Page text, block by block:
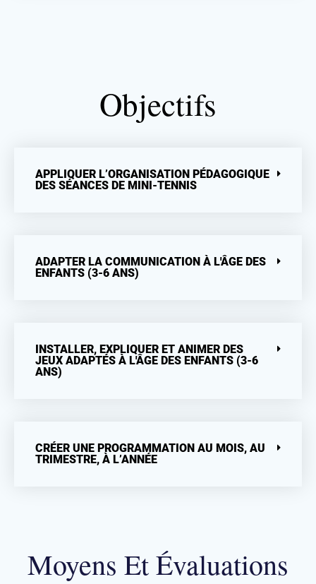
Objectifs
APPLIQUER L’ORGANISATION PÉDAGOGIQUE
DES SÉANCES DE MINI-TENNIS
ADAPTER LA COMMUNICATION À L'ÂGE DES
ENFANTS (3-6 ANS)
INSTALLER, EXPLIQUER ET ANIMER DES
JEUX ADAPTÉS À L'ÂGE DES ENFANTS (3-6
ANS)
CRÉER UNE PROGRAMMATION AU MOIS, AU
TRIMESTRE, À L’ANNÉE
Moyens Et Évaluations